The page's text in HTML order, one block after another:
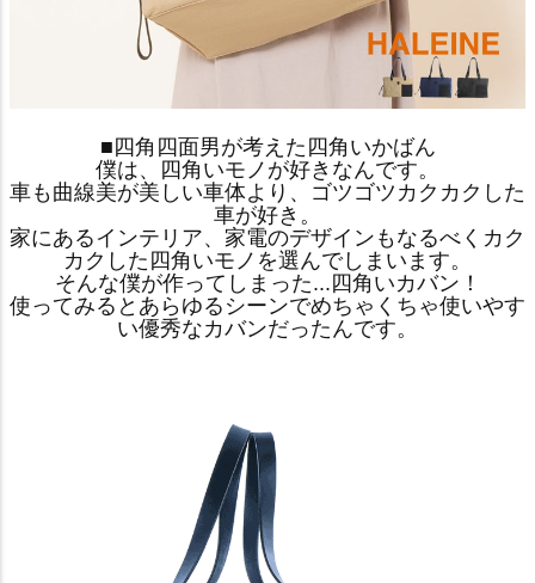
■四角四面男が考えた四角いかばん
僕は、四角いモノが好きなんです。
車も曲線美が美しい車体より、ゴツゴツカクカクした
車が好き。
家にあるインテリア、家電のデザインもなるべくカク
カクした四角いモノを選んでしまいます。
そんな僕が作ってしまった...四角いカバン！
使ってみるとあらゆるシーンでめちゃくちゃ使いやす
い優秀なカバンだったんです。